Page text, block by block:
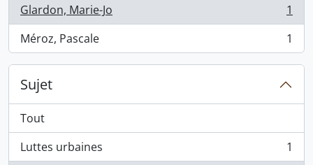
Glardon, Marie-Jo
, 1 résultats
1
Méroz, Pascale
, 1 résultats 1
Sujet
Tout
Luttes urbaines
, 1 résultats
1